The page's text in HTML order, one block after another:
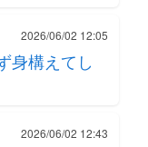
2026/06/02 12:05
身構えてし
2026/06/02 12:43